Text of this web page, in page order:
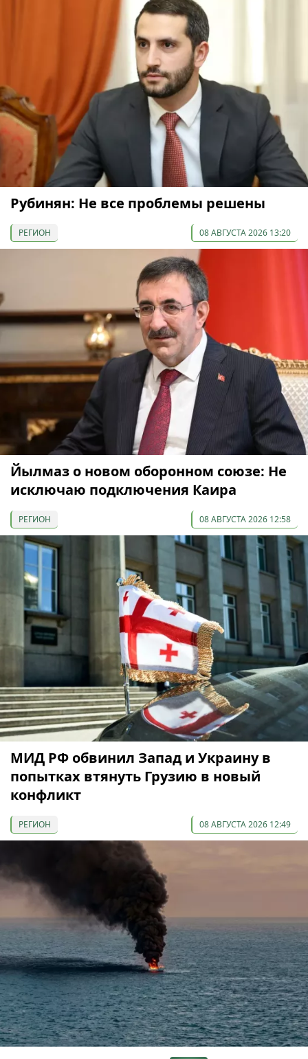
Рубинян: Не все проблемы решены
РЕГИОН 08 АВГУСТА 2026 13:20
Йылмаз о новом оборонном союзе: Не
исключаю подключения Каира
РЕГИОН 08 АВГУСТА 2026 12:58
МИД РФ обвинил Запад и Украину в
попытках втянуть Грузию в новый
конфликт
РЕГИОН 08 АВГУСТА 2026 12:49